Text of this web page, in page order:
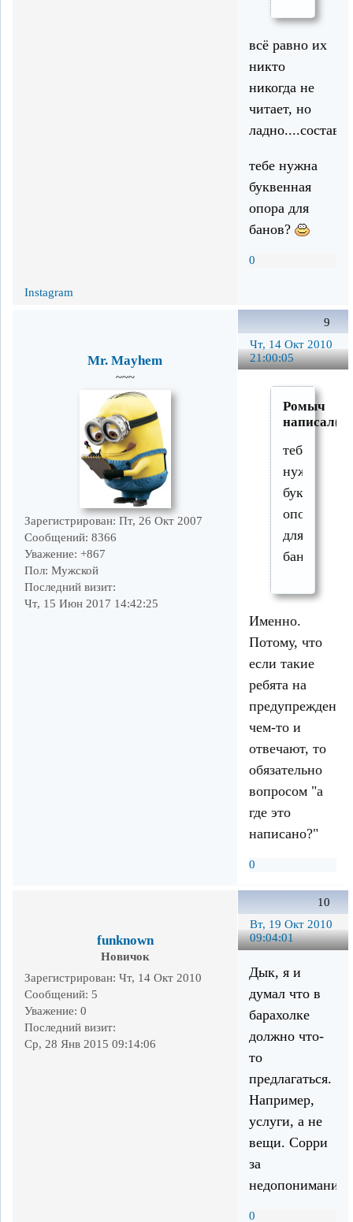
всё равно их
никто
никогда не
читает, но
тебе нужна
буквенная
опора для
банов?
0
Instagram
9
Чт, 14 Окт 2010
21:00:05
Mr. Mayhem
~~~
Зарегистрирован: Пт, 26 Окт 2007
Сообщений: 8366
Уважение: +867
Пол: Мужской
Последний визит:
Чт, 15 Июн 2017 14:42:25
Ромыч
тебе
нужна
буквенная
опора
для
банов?
Именно.
Потому, что
если такие
ребята на
предупреждение
чем-то и
отвечают, то
обязательно
вопросом "а
где это
написано?"
0
10
Вт, 19 Окт 2010
09:04:01
funknown
Новичок
Зарегистрирован: Чт, 14 Окт 2010
Сообщений: 5
Уважение: 0
Последний визит:
Ср, 28 Янв 2015 09:14:06
Дык, я и
думал что в
барахолке
должно что-
то
предлагаться.
Например,
услуги, а не
вещи. Сорри
за
недопонимание.
0